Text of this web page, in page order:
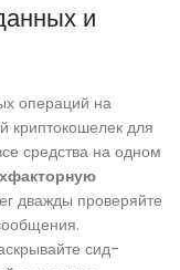
и
операций на
криптокошелек для
средства на одном
дважды проверяйте
сид-